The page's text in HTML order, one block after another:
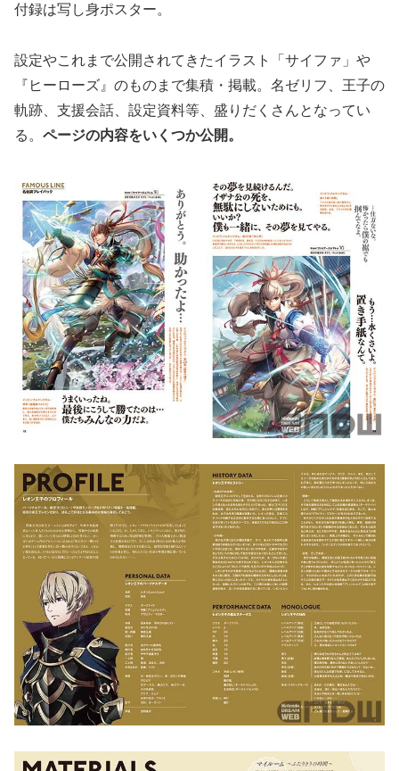
付録は写し身ポスター。
設定やこれまで公開されてきたイラスト「サイファ」や
『ヒーローズ』のものまで集積・掲載。名ゼリフ、王子の
軌跡、支援会話、設定資料等、盛りだくさんとなってい
る。 ページの内容をいくつか公開。